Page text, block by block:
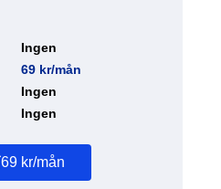
Ingen
69 kr/mån
Ingen
Ingen
69 kr/mån